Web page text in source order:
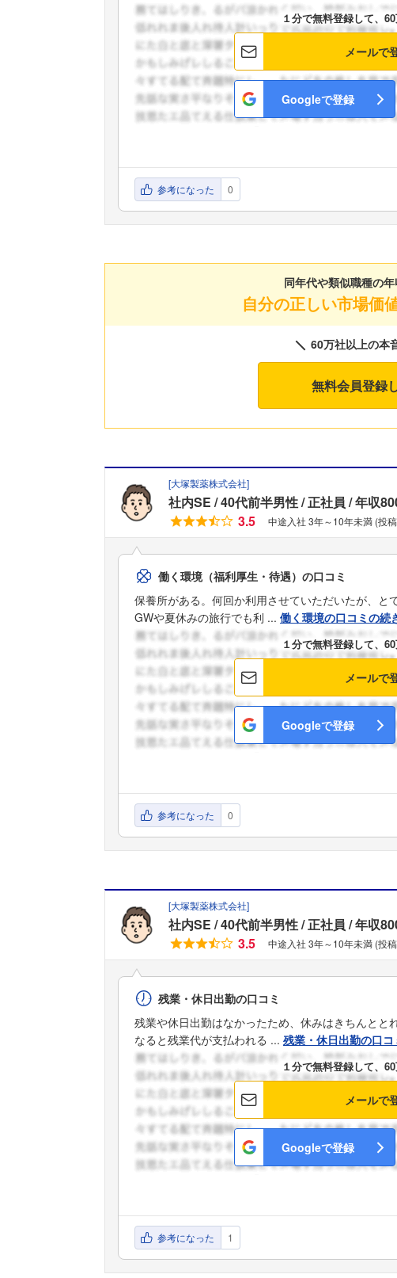
１分で無料登録して、
メールで
Googleで登録
参考になった 0
同年代や類似職種の
自分の正しい市場価
60万社以上の本
無料会員登録
[大塚製薬株式会社]
社内SE 40代前半男性 正社員 年収
3.5
中途入社 3年～10年未満 (投
働く環境（福利厚生・待遇）の口コミ
保養所がある。何回か利用させていただいたが、と
GWや夏休みの旅行でも利 ... 働く環境の口コミの続
１分で無料登録して、
メールで
Googleで登録
参考になった 0
[大塚製薬株式会社]
社内SE 40代前半男性 正社員 年収
3.5
中途入社 3年～10年未満 (投
残業・休日出勤の口コミ
残業や休日出勤はなかったため、休みはきちんと
なると残業代が支払われる ... 残業・休日出勤の口
１分で無料登録して、
メールで
Googleで登録
参考になった 1